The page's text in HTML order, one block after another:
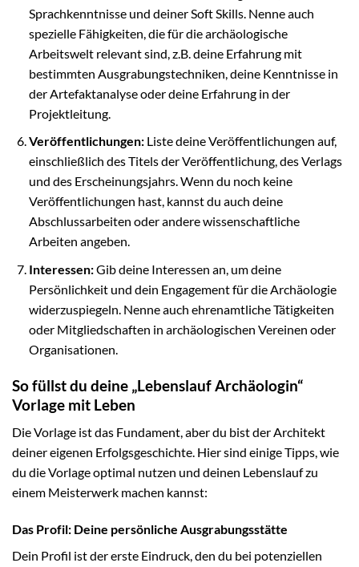
Sprachkenntnisse und deiner Soft Skills. Nenne auch
spezielle Fähigkeiten, die für die archäologische
Arbeitswelt relevant sind, z.B. deine Erfahrung mit
bestimmten Ausgrabungstechniken, deine Kenntnisse in
der Artefaktanalyse oder deine Erfahrung in der
Projektleitung.
Veröffentlichungen:Liste deine Veröffentlichungen auf,
einschließlich des Titels der Veröffentlichung, des Verlags
und des Erscheinungsjahrs. Wenn du noch keine
Veröffentlichungen hast, kannst du auch deine
Abschlussarbeiten oder andere wissenschaftliche
Arbeiten angeben.
Interessen:Gib deine Interessen an, um deine
Persönlichkeit und dein Engagement für die Archäologie
widerzuspiegeln. Nenne auch ehrenamtliche Tätigkeiten
oder Mitgliedschaften in archäologischen Vereinen oder
Organisationen.
So füllst du deine „Lebenslauf Archäologin“
Vorlage mit Leben
Die Vorlage ist das Fundament, aber du bist der Architekt
deiner eigenen Erfolgsgeschichte. Hier sind einige Tipps, wie
du die Vorlage optimal nutzen und deinen Lebenslauf zu
einem Meisterwerk machen kannst:
Das Profil: Deine persönliche Ausgrabungsstätte
Dein Profil ist der erste Eindruck, den du bei potenziellen